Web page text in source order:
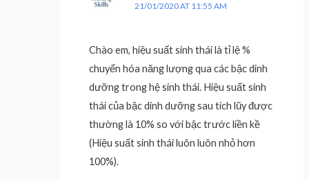
21/01/2020 AT 11:55 AM
Chào em, hiệu suất sinh thái là tỉ lệ %
chuyển hóa năng lượng qua các bậc dinh
dưỡng trong hệ sinh thái. Hiệu suất sinh
thái của bậc dinh dưỡng sau tích lũy được
thường là 10% so với bậc trước liền kề
(Hiệu suất sinh thái luôn luôn nhỏ hơn
100%).